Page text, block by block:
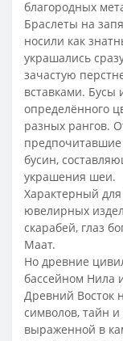
благородных
Браслеты на
носили как
украшались
зачастую
вставками. Бусы
определённого
разных рангов.
бусин,
украшения шеи.
Характерный
ювелирных
скарабей, глаз
Маат.
Но древние
бассейном Нила
Древний Восток
символов, тайн и
выраженной в